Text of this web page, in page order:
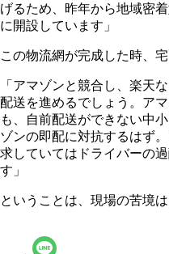
げるため、昨年から地域密
に開設しています」
この物流網が完成した時、
「アマゾンと競合し、楽天
配送を進めるでしょう。ア
も、自前配送ができない中
ゾンの即配に対抗するはず
求していてはドライバーの
す」
ということは、現場の苦境